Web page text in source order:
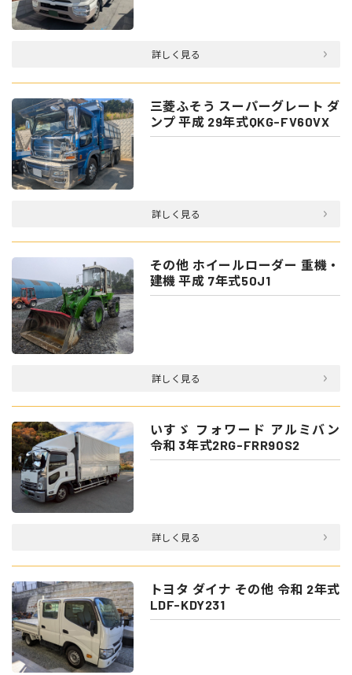
詳しく見る
三菱ふそう スーパーグレート ダ
ンプ 平成 29年式QKG-FV60VX
詳しく見る
その他 ホイールローダー 重機・
建機 平成 7年式50J1
詳しく見る
いすゞ フォワード アルミバン
令和 3年式2RG-FRR90S2
詳しく見る
トヨタ ダイナ その他 令和 2年式
LDF-KDY231